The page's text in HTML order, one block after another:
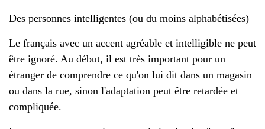
Des personnes intelligentes (ou du moins alphabétisées)
Le français avec un accent agréable et intelligible ne peut
être ignoré. Au début, il est très important pour un
étranger de comprendre ce qu'on lui dit dans un magasin
ou dans la rue, sinon l'adaptation peut être retardée et
compliquée.